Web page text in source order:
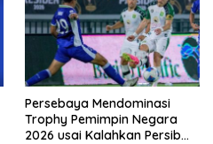
Persebaya Mendominasi
Trophy Pemimpin Negara
2026 usai Kalahkan Persib